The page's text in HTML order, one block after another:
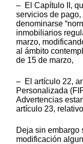
– El Capítulo II,
servicios de
denominarse
inmobiliarios
marzo,
al ámbito
de 15 de marzo,
– El artículo 22,
Personalizada
Advertencias
artículo 23,
Deja sin embargo
modificación